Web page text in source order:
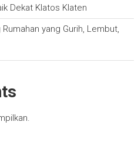
Dekat Klatos Klaten
yang Gurih, Lembut,